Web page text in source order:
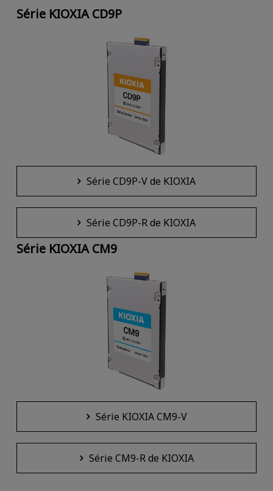
Série KIOXIA CD9P
Série CD9P-V de KIOXIA
Série CD9P-R de KIOXIA
Série KIOXIA CM9
Série KIOXIA CM9-V
Série CM9-R de KIOXIA